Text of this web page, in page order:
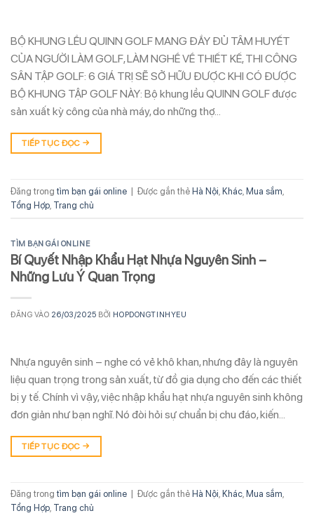
BỘ KHUNG LỀU QUINN GOLF MANG ĐẦY ĐỦ TÂM HUYẾT
CỦA NGƯỜI LÀM GOLF, LÀM NGHỀ VỀ THIẾT KẾ, THI CÔNG
SÂN TẬP GOLF: 6 GIÁ TRỊ SẼ SỞ HỮU ĐƯỢC KHI CÓ ĐƯỢC
BỘ KHUNG TẬP GOLF NÀY: Bộ khung lều QUINN GOLF được
sản xuất kỳ công của nhà máy, do những thợ…
TIẾP TỤC ĐỌC →
Đăng trong tìm bạn gái online | Được gắn thẻ Hà Nội Khác Mua sắm
Tổng Hợp Trang chủ
TÌM BẠN GÁI ONLINE
Bí Quyết Nhập Khẩu Hạt Nhựa Nguyên Sinh –
Những Lưu Ý Quan Trọng
ĐĂNG VÀO 26/03/2025 BỞI HOPDONGTINHYEU
Nhựa nguyên sinh – nghe có vẻ khô khan, nhưng đây là nguyên
liệu quan trọng trong sản xuất, từ đồ gia dụng cho đến các thiết
bị y tế. Chính vì vậy, việc nhập khẩu hạt nhựa nguyên sinh không
đơn giản như bạn nghĩ. Nó đòi hỏi sự chuẩn bị chu đáo, kiến…
TIẾP TỤC ĐỌC →
Đăng trong tìm bạn gái online Được gắn thẻ Hà Nội, Khác, Mua sắm,
Tổng Hợp, Trang chủ